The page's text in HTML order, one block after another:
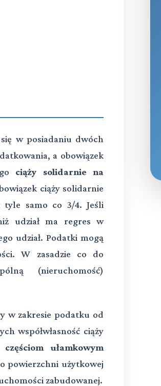
w posiadaniu dwóch
a obowiązek
ciąży solidarnie na
ciąży solidarnie
tyle samo co 3/4. Jeśli
udział ma regres w
udział. Podatki mogą
W zasadzie co do
(nieruchomość)
w zakresie podatku od
współwłasność ciąży
ułamkowym
powierzchni użytkowej
zabudowanej.